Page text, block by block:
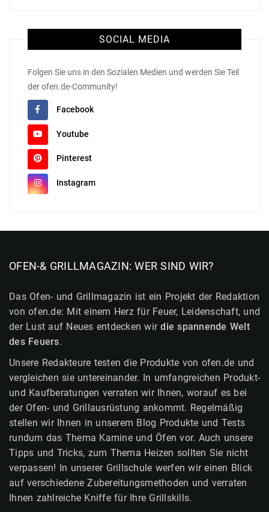
SOCIAL MEDIA
Folgen Sie uns in den Sozialen Medien und werden Sie Teil
der ofen.de-Community!
Facebook
Youtube
Pinterest
Instagram
OFEN-& GRILLMAGAZIN: WER SIND WIR?
Das Ofen- und Grillmagazin ist ein Projekt der Redaktion
von ofen.de: Mit einem Herz für Feuer, Leidenschaft, und
der Lust auf Neues entdecken wirdie spannende Welt
des Feuers.
Unsere Redakteure testen die Produkte von ofen.de und
vergleichen sie untereinander. In umfangreichen Produkt-
und Kaufberatungen verraten wir Ihnen, worauf es bei
der Ofen- und Grillausrüstung ankommt. Regelmäßig
stellen wir Ihnen in unserem Blog Produkte und Tests
rundum das Thema Kamine und Öfen vor. Auch unsere
Tipps und Tricks, zum Thema Heizen sollten Sie nicht
verpassen! In unserer Grillschule werfen wir einen Blick
auf verschiedene Zubereitungsmethoden und verraten
Ihnen zahlreiche Kniffe für Ihre Grillskills.